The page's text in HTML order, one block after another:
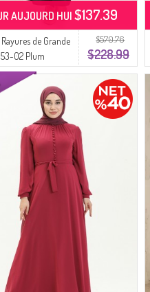
$570.76
$228.99
de Grande
02 Plum
AUJOURD HUI$137.39